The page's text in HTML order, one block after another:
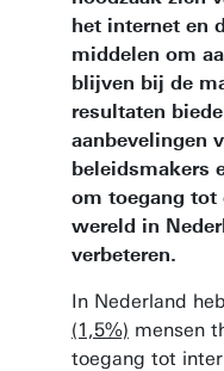
het internet en
middelen om
blijven bij de
resultaten
aanbevelingen
beleidsmakers
om toegang tot
wereld in
verbeteren.
In Nederland
(1,5%) mensen
toegang tot